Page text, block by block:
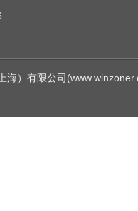
海）有限公司